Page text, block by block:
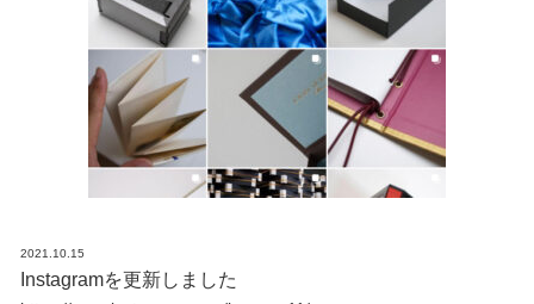
2021.10.15
Instagramを更新しました